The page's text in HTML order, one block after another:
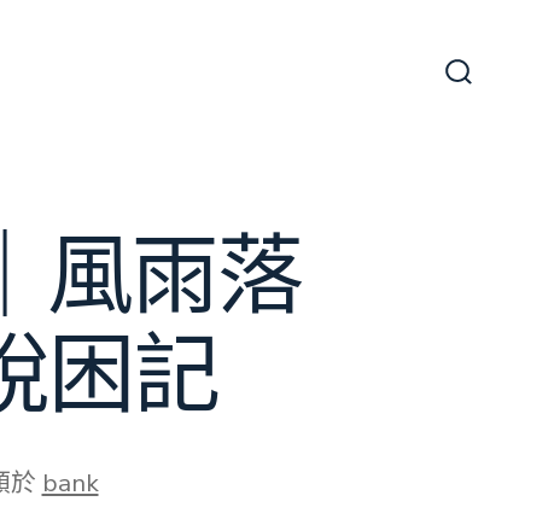
風雨落
困記
於 bank